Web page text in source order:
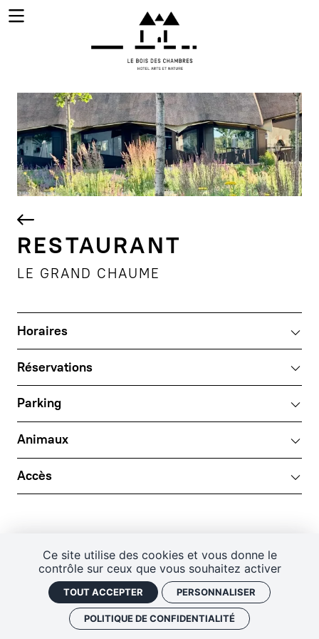
Ce site utilise des cookies et vous donne le
contrôle sur ceux que vous souhaitez activer
TOUT ACCEPTER PERSONNALISER
POLITIQUE DE CONFIDENTIALITÉ
Aller au contenu principal
RESTAURANT
LE GRAND CHAUME
Horaires
Réservations
Parking
Animaux
Accès
LE BOIS DES CHAMBRES
DOMAINE RÉGIONAL DE CHAUMONT-SUR-LOIRE
41150 CHAUMONT-SUR-LOIRE
LIVRET D'ACCUEILSITE DU DOMAINEMENTIONS LÉGALES
POLITIQUE DE CONFIDENTIALITÉGESTION DES COOKIESPLAN DE SITE